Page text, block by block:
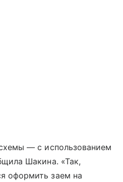
— с использованием
Шакина. «Так,
оформить заем на